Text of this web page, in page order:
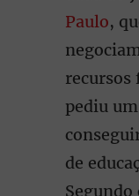
Paulo,
recursos
pediu
de